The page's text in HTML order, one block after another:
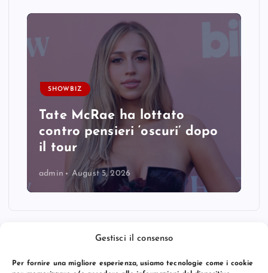
Gestisci il consenso
Per fornire una migliore esperienza, usiamo tecnologie come i cookie
SHOWBIZ
Tate McRae ha lottato
contro pensieri ‘oscuri’ dopo
il tour
admin August 5, 2026